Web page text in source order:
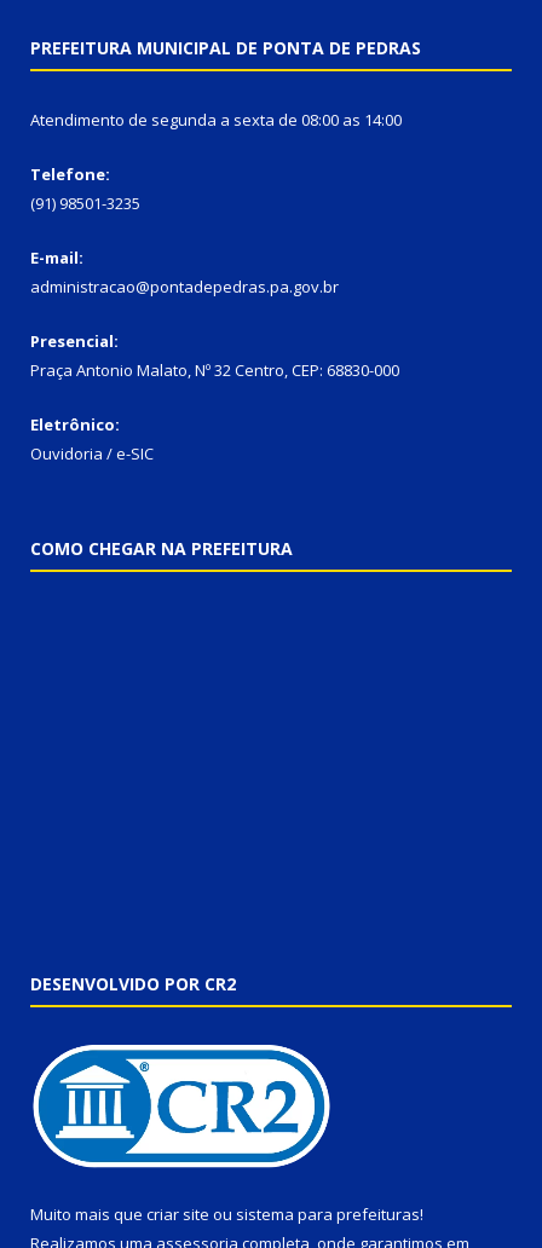
PREFEITURA MUNICIPAL DE PONTA DE PEDRAS
Atendimento de segunda a sexta de 08:00 as 14:00
Telefone:
(91) 98501-3235
E-mail:
administracao@pontadepedras.pa.gov.br
Presencial:
Praça Antonio Malato, Nº 32 Centro, CEP: 68830-000
Eletrônico:
Ouvidoria / e-SIC
COMO CHEGAR NA PREFEITURA
DESENVOLVIDO POR CR2
Muito mais que criar site ou sistema para prefeituras!
Realizamos uma assessoria completa, onde garantimos em